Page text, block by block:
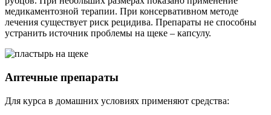
медикаментозной терапии. При консервативном методе
лечения существует риск рецидива. Препараты не способны
устранить источник проблемы на щеке – капсулу.
Аптечные препараты
Для курса в домашних условиях применяют средства: